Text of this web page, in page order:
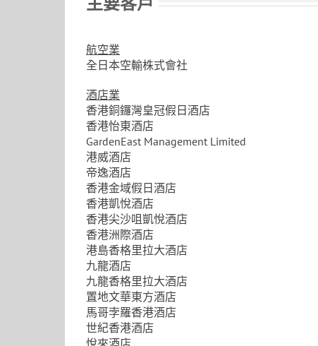
航空業
全日本空輸株式會社
酒店業
香港銅鑼灣皇冠假日酒店
香港怡東酒店
GardenEast Management Limited
港威酒店
帝逸酒店
香港金域假日酒店
香港凱悅酒店
香港尖沙咀凱悅酒店
香港洲際酒店
港島香格里拉大酒店
九龍酒店
九龍香格里拉大酒店
置地文華東方酒店
馬哥孛羅香港酒店
世紀香港酒店